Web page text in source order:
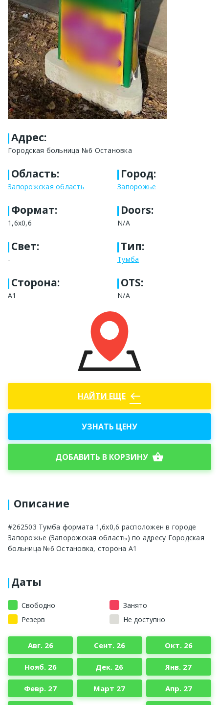
Адрес:
Городская больница №6 Остановка
Область:
Запорожская область
Город:
Запорожье
Формат:
1,6х0,6
Doors:
N/A
Свет:
-
Тип:
Тумба
Сторона:
A1
OTS:
N/A
НАЙТИ ЕЩЕ west
УЗНАТЬ ЦЕНУ
ДОБАВИТЬ В КОРЗИНУ shopping_basket
Описание
#262503 Тумба формата 1,6х0,6 расположен в городе
Запорожье (Запорожская область) по адресу Городская
больница №6 Остановка, сторона A1
Даты
Свободно
Занято
Резерв
Не доступно
Авг. 26 Сент. 26 Окт. 26
Нояб. 26 Дек. 26 Янв. 27
Февр. 27 Март 27 Апр. 27